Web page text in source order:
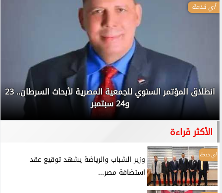
أي خدمة
انطلاق المؤتمر السنوي للجمعية المصرية لأبحاث السرطان.. 23
و24 سبتمبر
الأكثر قراءة
أي خدمة
وزير الشباب والرياضة يشهد توقيع عقد
استضافة مصر...